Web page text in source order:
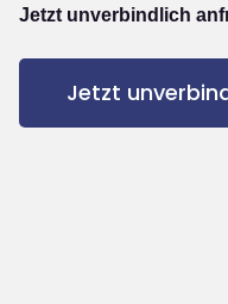
Jetzt unverbindlich
Jetzt